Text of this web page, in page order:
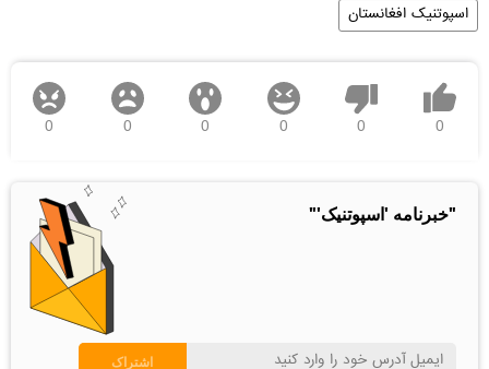
اسپوتنیک افغانستان
0
0
0
0
0
0
"خبرنامه 'اسپوتنیک'"